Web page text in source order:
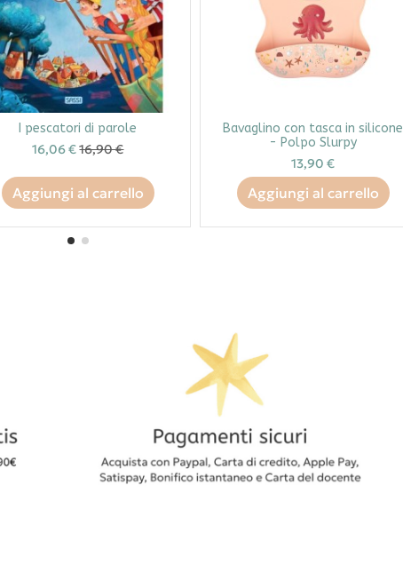
I pescatori di parole
16,06 €16,90 €
Aggiungi al carrello
Bavaglino con tasca in silicone
- Polpo Slurpy
13,90 €
Aggiungi al carrello